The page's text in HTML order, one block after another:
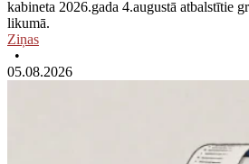
kabineta 2026.gada 4.augustā atbalstītie
likumā.
Ziņas
•
05.08.2026